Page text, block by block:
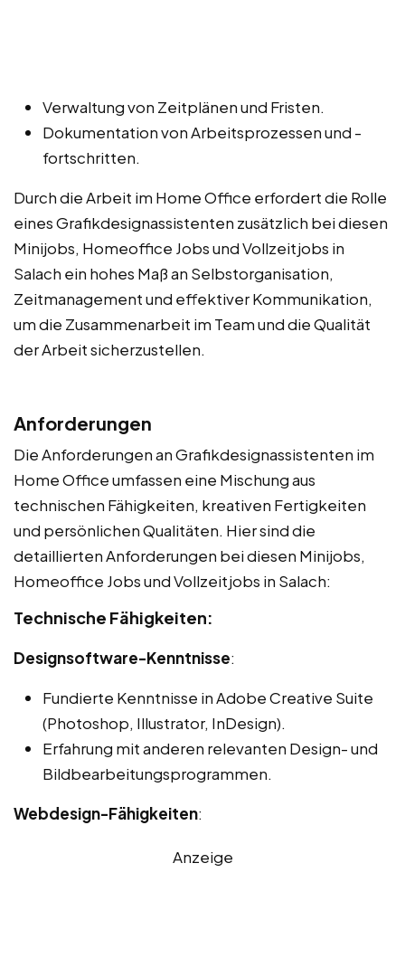
Verwaltung von Zeitplänen und Fristen.
Dokumentation von Arbeitsprozessen und -
fortschritten.
Durch die Arbeit im Home Office erfordert die Rolle
eines Grafikdesignassistenten zusätzlich bei diesen
Minijobs, Homeoffice Jobs und Vollzeitjobs in
Salach ein hohes Maß an Selbstorganisation,
Zeitmanagement und effektiver Kommunikation,
um die Zusammenarbeit im Team und die Qualität
der Arbeit sicherzustellen.
Anforderungen
Die Anforderungen an Grafikdesignassistenten im
Home Office umfassen eine Mischung aus
technischen Fähigkeiten, kreativen Fertigkeiten
und persönlichen Qualitäten. Hier sind die
detaillierten Anforderungen bei diesen Minijobs,
Homeoffice Jobs und Vollzeitjobs in Salach:
Technische Fähigkeiten:
Designsoftware-Kenntnisse:
Fundierte Kenntnisse in Adobe Creative Suite
(Photoshop, Illustrator, InDesign).
Erfahrung mit anderen relevanten Design- und
Bildbearbeitungsprogrammen.
Webdesign-Fähigkeiten:
Anzeige